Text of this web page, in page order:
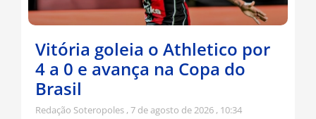
Vitória goleia o Athletico por
4 a 0 e avança na Copa do
Brasil
Redação Soteropoles 7 de agosto de 2026 10:34